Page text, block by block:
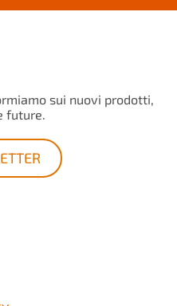
sui nuovi prodotti,
future.